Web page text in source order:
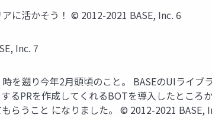
に活かそう！ © 2012-2021 BASE, Inc. 6
Inc. 7
を遡り今年2月頭頃のこと。 BASEのUIライ
るPRを作成してくれるBOTを導入したところ
らうこと になりました。 © 2012-2021 BASE,